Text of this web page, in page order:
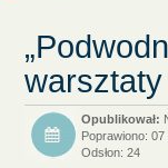
Poprawiono:
Odsłon: 24